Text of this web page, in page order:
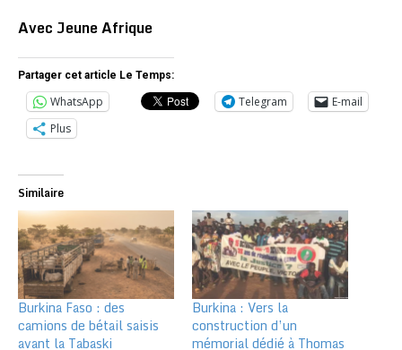
Avec Jeune Afrique
Partager cet article Le Temps:
WhatsApp Telegram
E-mail
Plus
Similaire
Burkina Faso : des
camions de bétail saisis
avant la Tabaski
Burkina : Vers la
construction d’un
mémorial dédié à Thomas